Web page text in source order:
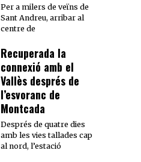
Per a milers de veïns de
Sant Andreu, arribar al
centre de
Recuperada la
connexió amb el
Vallès després de
l’esvoranc de
Montcada
Després de quatre dies
amb les vies tallades cap
al nord, l’estació